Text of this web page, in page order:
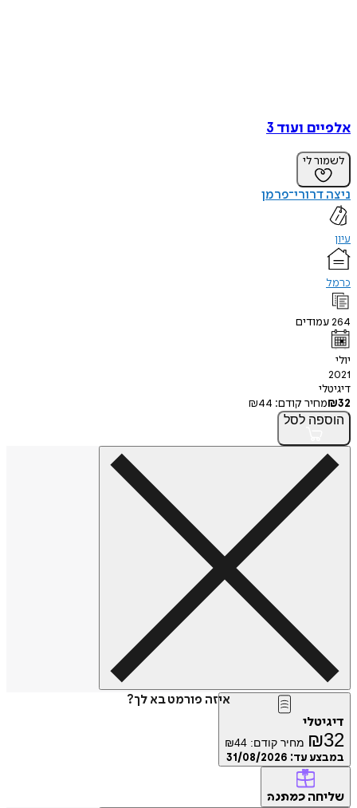
אלפיים ועוד 3
לשמור לי
ניצה דרורי־פרמן
עיון
כרמל
264עמודים
יולי
2021
דיגיטלי
₪32 מחיר קודם: ₪44
הוספה לסל
איזה פורמט בא לך?
דיגיטלי
₪32 מחיר קודם: ₪44
במבצע עד: 31/08/2026
שליחה כמתנה